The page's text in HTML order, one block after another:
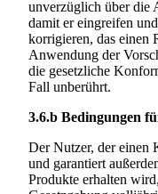
unverzüglich über die
damit er eingreifen
korrigieren, das einen
Anwendung der
die gesetzliche
Fall unberührt.
3.6.b Bedingungen
Der Nutzer, der einen
und garantiert
Produkte erhalten